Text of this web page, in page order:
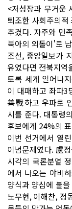
<저성장과 무거운
퇴조한 사회주의
추겼다. 자주와 민
북아의 외톨이'로
조선, 중앙일보가
유였다면 전북지역
토록 세게 일어나
이 대패하고 좌파3
善戰하고 우파로
시를 준다. 대통령
후보에게 24%의
이번 선거에서 열
이념문제였다. 盧
시각의 국론분열
에서 나오는 야비
양식과 양심에 불
노무현, 이해찬, 정